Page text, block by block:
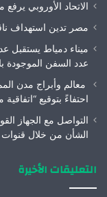
الاتحاد الأوروبي يرفع
مصر تدين استهداف
عدد السفن الموجودة بالميناء
معالم وأبراج مدن
احتفاءً بتوقيع
التواصل مع الجهاز
الشأن من خلال قنوات
التعليقات الأخيرة